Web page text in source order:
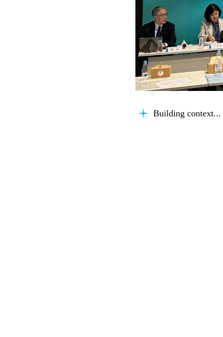
Building context...